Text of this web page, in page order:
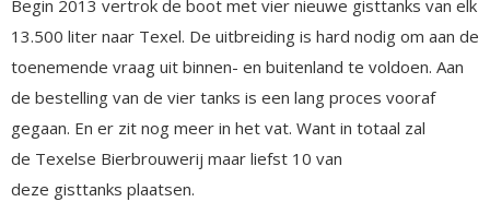
Begin 2013 vertrok de boot met vier nieuwe gisttanks van elk
13.500 liter naar Texel. De uitbreiding is hard nodig om aan de
toenemende vraag uit binnen- en buitenland te voldoen. Aan
de bestelling van de vier tanks is een lang proces vooraf
gegaan. En er zit nog meer in het vat. Want in totaal zal
de Texelse Bierbrouwerij maar liefst 10 van
deze gisttanks plaatsen.